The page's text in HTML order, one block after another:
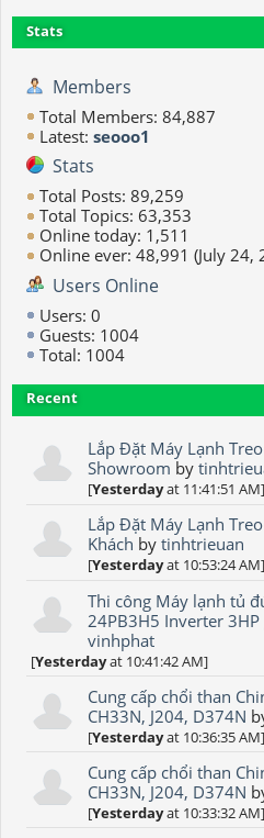
Stats
Members
Total Members: 84,887
Latest: seooo1
Stats
Total Posts: 89,259
Total Topics: 63,353
Online today: 1,511
Online ever: 48,991 (July 24,
Users Online
Users: 0
Guests: 1004
Total: 1004
Recent
Lắp Đặt Máy Lạnh
Showroom by
[Yesterdayat 11:41:51 AM]
Lắp Đặt Máy Lạnh
Khách bytinhtrieuan
[Yesterdayat 10:53:24 AM]
Thi công Máy lạnh tủ
24PB3H5 Inverter
vinhphat
[Yesterdayat 10:41:42 AM]
Cung cấp chổi than
CH33N, J204, D374N
[Yesterdayat 10:36:35 AM]
Cung cấp chổi than
CH33N, J204, D374N
[Yesterdayat 10:33:32 AM]